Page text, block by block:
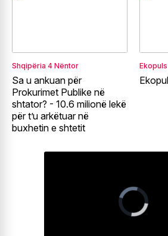
Shqipëria 4 Nëntor
Sa u ankuan për
Prokurimet Publike në
shtator? - 10.6 milionë lekë
për t’u arkëtuar në
buxhetin e shtetit
Ekopuls